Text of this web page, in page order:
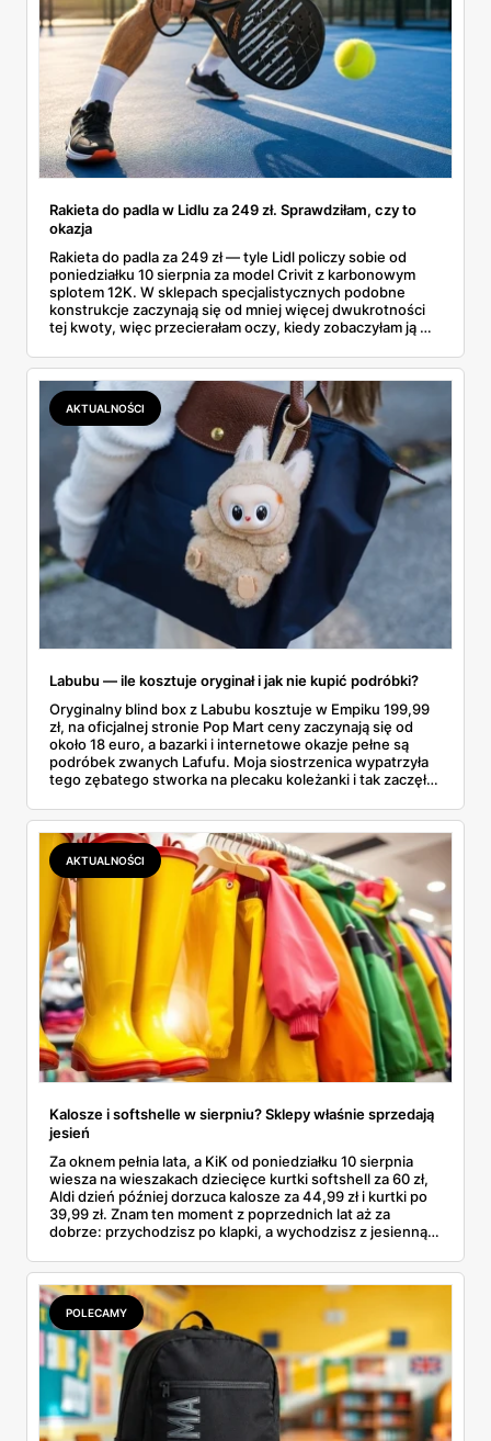
Rakieta do padla w Lidlu za 249 zł. Sprawdziłam, czy to
okazja
Rakieta do padla za 249 zł — tyle Lidl policzy sobie od
poniedziałku 10 sierpnia za model Crivit z karbonowym
splotem 12K. W sklepach specjalistycznych podobne
konstrukcje zaczynają się od mniej więcej dwukrotności
tej kwoty, więc przecierałam oczy, kiedy zobaczyłam ją w
najszybciej rosnący sport w Polsce: kortów przybywa
lawinowo, a chętnych jeszcze szybciej. Sprawdziłam, co
dokładnie dostajemy za te pieniądze i komu taka rakieta
faktycznie wystarczy.
AKTUALNOŚCI
Labubu — ile kosztuje oryginał i jak nie kupić podróbki?
Oryginalny blind box z Labubu kosztuje w Empiku 199,99
zł, na oficjalnej stronie Pop Mart ceny zaczynają się od
około 18 euro, a bazarki i internetowe okazje pełne są
podróbek zwanych Lafufu. Moja siostrzenica wypatrzyła
tego zębatego stworka na plecaku koleżanki i tak zaczęło
kosztuje i po czym poznać, że sprzedawca nie wciska nam
podróbki. Spisałam wszystko, czego się dowiedziałam —
łącznie z jedną wpadką, o której za chwilę.
AKTUALNOŚCI
Kalosze i softshelle w sierpniu? Sklepy właśnie sprzedają
jesień
Za oknem pełnia lata, a KiK od poniedziałku 10 sierpnia
wiesza na wieszakach dziecięce kurtki softshell za 60 zł,
Aldi dzień później dorzuca kalosze za 44,99 zł i kurtki po
39,99 zł. Znam ten moment z poprzednich lat aż za
dobrze: przychodzisz po klapki, a wychodzisz z jesienną
pojawi się w gazetkach w przyszłym tygodniu i czy jest
sens kupować jesień, zanim skończą się wakacje.
POLECAMY